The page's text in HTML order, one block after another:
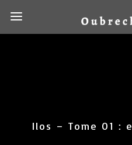
Ilos – Tome 01 :